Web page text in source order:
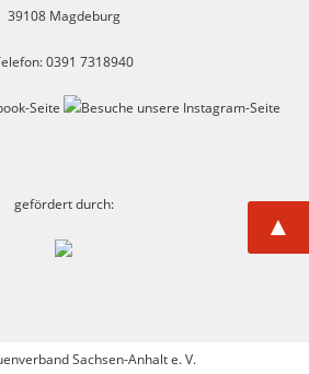
39108 Magdeburg
0391 7318940
gefördert durch:
▲
Sachsen-Anhalt e. V.